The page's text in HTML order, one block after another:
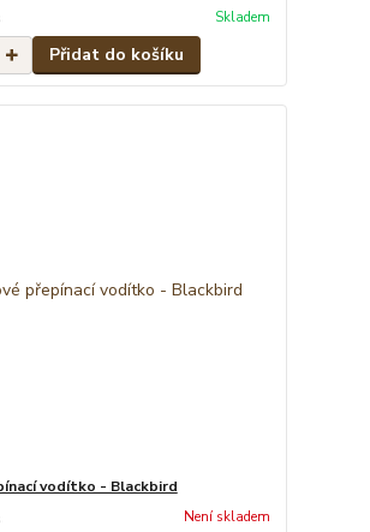
Skladem
Přidat do košíku
vodítko - Blackbird
Není skladem